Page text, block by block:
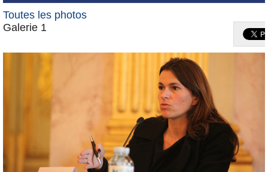
Infos
Gouvernement
Toutes les photos
Galerie 1